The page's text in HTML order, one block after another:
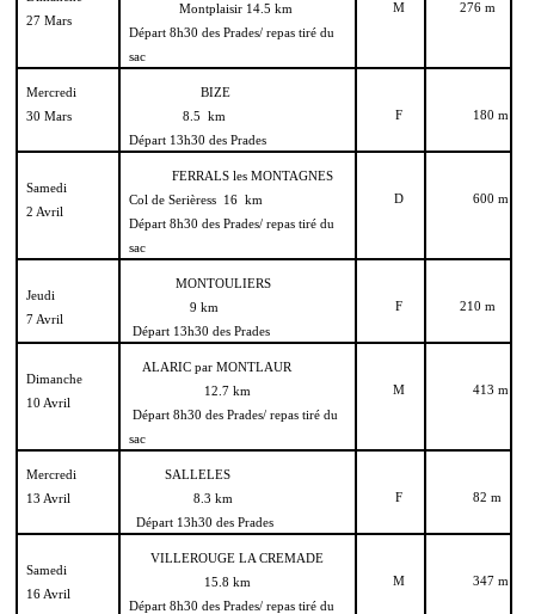
27 Mars
Montplaisir 14.5 km
Départ 8h30 des Prades/ repas tiré du
sac
M 276 m
Mercredi
30 Mars
BIZE
8.5 km
Départ 13h30 des Prades
F 180 m
Samedi
2 Avril
FERRALS les MONTAGNES
Col de Serièress 16 km
Départ 8h30 des Prades/ repas tiré du
sac
D 600 m
Jeudi
7 Avril
MONTOULIERS
9 km
Départ 13h30 des Prades
F 210 m
Dimanche
10 Avril
ALARIC par MONTLAUR
12.7 km
Départ 8h30 des Prades/ repas tiré du
sac
M 413 m
Mercredi
13 Avril
SALLELES
8.3 km
Départ 13h30 des Prades
F 82 m
Samedi
16 Avril
VILLEROUGE LA CREMADE
15.8 km
Départ 8h30 des Prades/ repas tiré du
M 347 m